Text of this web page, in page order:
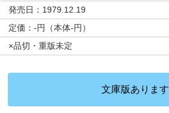
発売日：1979.12.19
定価：-円（本体-円）
×品切・重版未定
文庫版あります